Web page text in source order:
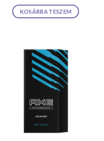
KOSÁRBA TESZEM